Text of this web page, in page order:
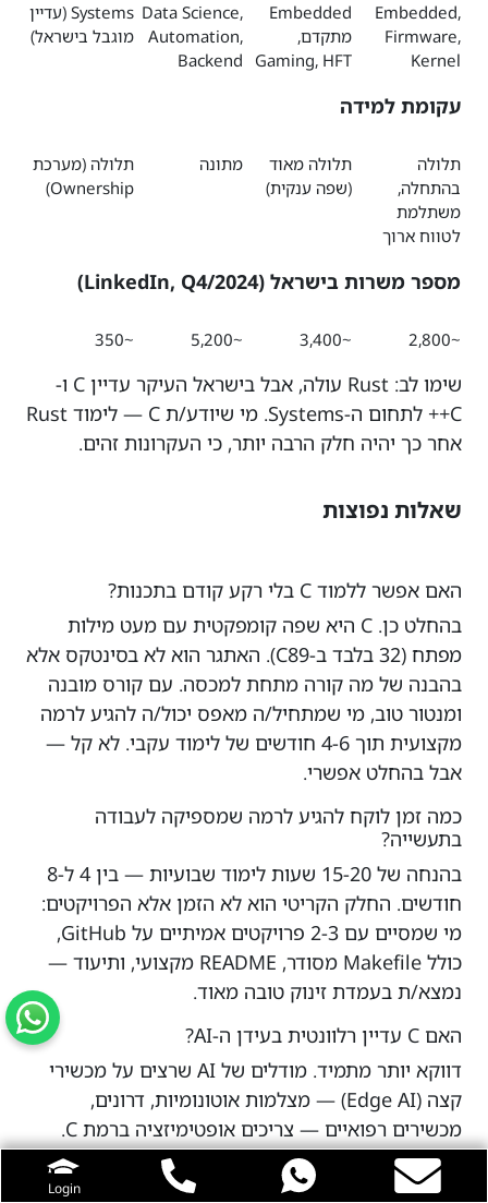
Login
Embedded,
Firmware,
Kernel
Embedded
מתקדם,
Gaming, HFT
Data Science,
Automation,
Backend
Systems (עדיין
מוגבל בישראל)
עקומת למידה
תלולה
בהתחלה,
משתלמת
לטווח ארוך
תלולה מאוד
(שפה ענקית)
מתונה
תלולה (מערכת
Ownership)
מספר משרות בישראל (LinkedIn, Q4/2024)
~2,800
~3,400
~5,200
~350
שימו לב: Rust עולה, אבל בישראל העיקר עדיין C ו-
C++ לתחום ה-Systems. מי שיודע/ת C — לימוד Rust
אחר כך יהיה חלק הרבה יותר, כי העקרונות זהים.
שאלות נפוצות
האם אפשר ללמוד C בלי רקע קודם בתכנות?
בהחלט כן. C היא שפה קומפקטית עם מעט מילות
מפתח (32 בלבד ב-C89). האתגר הוא לא בסינטקס אלא
בהבנה של מה קורה מתחת למכסה. עם קורס מובנה
ומנטור טוב, מי שמתחיל/ה מאפס יכול/ה להגיע לרמה
מקצועית תוך 4-6 חודשים של לימוד עקבי. לא קל —
אבל בהחלט אפשרי.
כמה זמן לוקח להגיע לרמה שמספיקה לעבודה
בתעשייה?
בהנחה של 15-20 שעות לימוד שבועיות — בין 4 ל-8
חודשים. החלק הקריטי הוא לא הזמן אלא הפרויקטים:
מי שמסיים עם 2-3 פרויקטים אמיתיים על GitHub,
כולל Makefile מסודר, README מקצועי, ותיעוד —
נמצא/ת בעמדת זינוק טובה מאוד.
האם C עדיין רלוונטית בעידן ה-AI?
דווקא יותר מתמיד. מודלים של AI שרצים על מכשירי
קצה (Edge AI) — מצלמות אוטונומיות, דרונים,
מכשירים רפואיים — צריכים אופטימיזציה ברמת C.
ספריות כמו TensorFlow Lite for Microcontrollers